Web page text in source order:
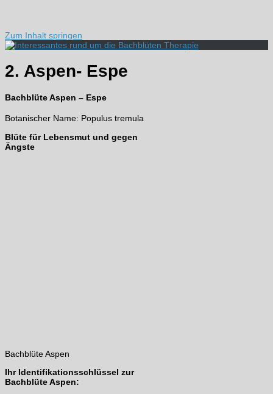
Zum Inhalt springen
2. Aspen- Espe
Bachblüte Aspen – Espe
Botanischer Name: Populus tremula
Blüte für Lebensmut und gegen
Ängste
Bachblüte Aspen
Ihr Identifikationsschlüssel zur
Bachblüte Aspen: